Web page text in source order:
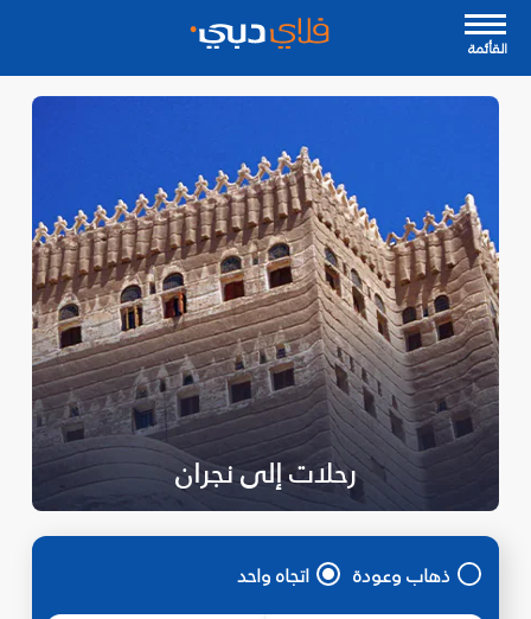
القأئمة
رحلات إلى نجران‎
ذهاب وعودة اتجاه واحد